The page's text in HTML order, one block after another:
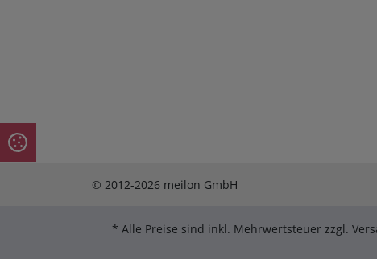
© 2012-2026 meilon GmbH
* Alle Preise sind inkl. Mehrwertsteuer zzgl.